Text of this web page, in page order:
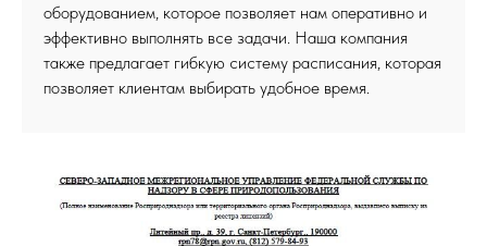
оборудованием, которое позволяет нам оперативно и
эффективно выполнять все задачи. Наша компания
также предлагает гибкую систему расписания, которая
позволяет клиентам выбирать удобное время.